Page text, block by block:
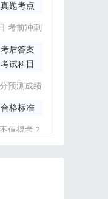
真题考点
考前冲刺
考后答案
考试科目
预测成绩
合格标准
值得考？